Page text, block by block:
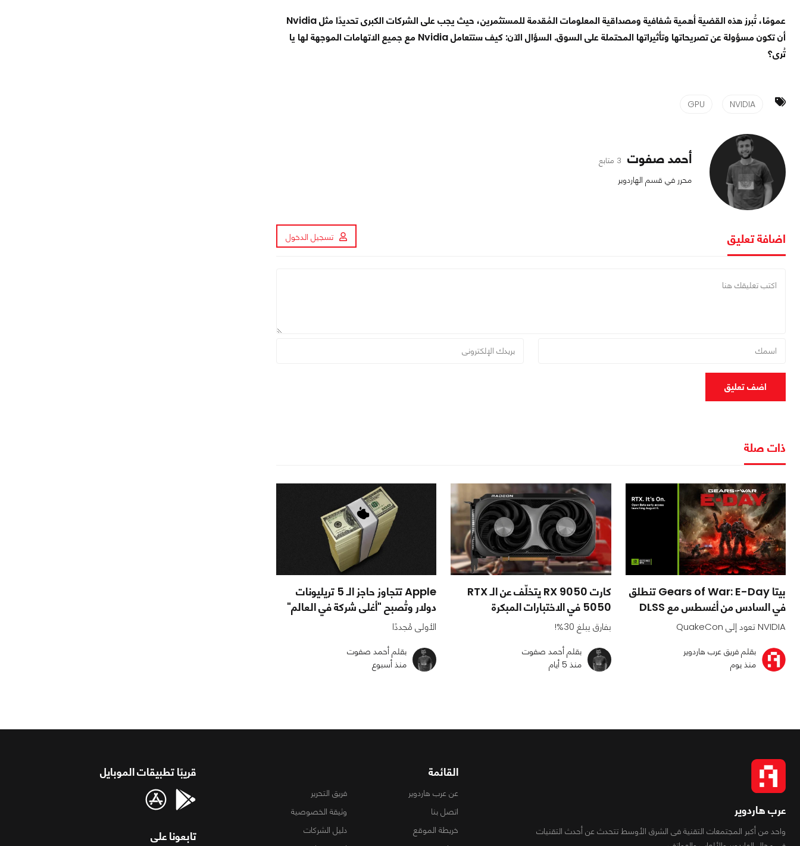
عمومًا، تُبرز هذه القضية أهمية شفافية ومصداقية المعلومات المُقدمة للمستثمرين، حيث يجب على الشركات الكبرى تحديدًا مثل Nvidia
أن تكون مسؤولة عن تصريحاتها وتأثيراتها المحتملة على السوق. السؤال الآن: كيف ستتعامل Nvidia مع جميع الاتهامات الموجهة لها يا
تُرى؟
NVIDIA
GPU
أحمد صفوت 3 متابع
محرر في قسم الهاردوير
اضافة تعليق تسجيل الدخول
اضف تعليق
ذات صلة
بيتا Gears of War: E-Day تنطلق
في السادس من أغسطس مع DLSS
NVIDIA تعود إلى QuakeCon
بقلم فريق عرب هاردوير
منذ يوم
كارت RX 9050 يتخلّف عن الـ RTX
5050 في الاختبارات المبكرة
بفارق يبلغ 30%!
بقلم أحمد صفوت
منذ 5 أيام
Apple تتجاوز حاجز الـ 5 تريليونات
دولار وتُصبح "أغلى شركة في العالم"
الأولى مُجددًا
بقلم أحمد صفوت
منذ أسبوع
عرب هاردوير
واحد من أكبر المجتمعات التقنية فى الشرق الأوسط تتحدث عن أحدث التقنيات
القائمة
عن عرب هاردوير
فريق التحرير
اتصل بنا
وثيقة الخصوصية
خريطة الموقع
دليل الشركات
قريبًا تطبيقات الموبايل
تابعونا على